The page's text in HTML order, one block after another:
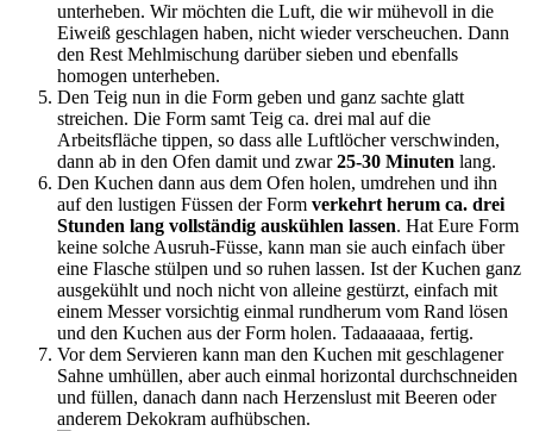
unterheben. Wir möchten die Luft, die wir mühevoll in die
Eiweiß geschlagen haben, nicht wieder verscheuchen. Dann
den Rest Mehlmischung darüber sieben und ebenfalls
homogen unterheben.
Den Teig nun in die Form geben und ganz sachte glatt
streichen. Die Form samt Teig ca. drei mal auf die
Arbeitsfläche tippen, so dass alle Luftlöcher verschwinden,
dann ab in den Ofen damit und zwar25-30 Minuten lang.
Den Kuchen dann aus dem Ofen holen, umdrehen und ihn
auf den lustigen Füssen der Form verkehrt herum ca. drei
Stunden lang vollständig auskühlen lassen. Hat Eure Form
keine solche Ausruh-Füsse, kann man sie auch einfach über
eine Flasche stülpen und so ruhen lassen. Ist der Kuchen ganz
ausgekühlt und noch nicht von alleine gestürzt, einfach mit
einem Messer vorsichtig einmal rundherum vom Rand lösen
und den Kuchen aus der Form holen. Tadaaaaaa, fertig.
Vor dem Servieren kann man den Kuchen mit geschlagener
Sahne umhüllen, aber auch einmal horizontal durchschneiden
und füllen, danach dann nach Herzenslust mit Beeren oder
anderem Dekokram aufhübschen.